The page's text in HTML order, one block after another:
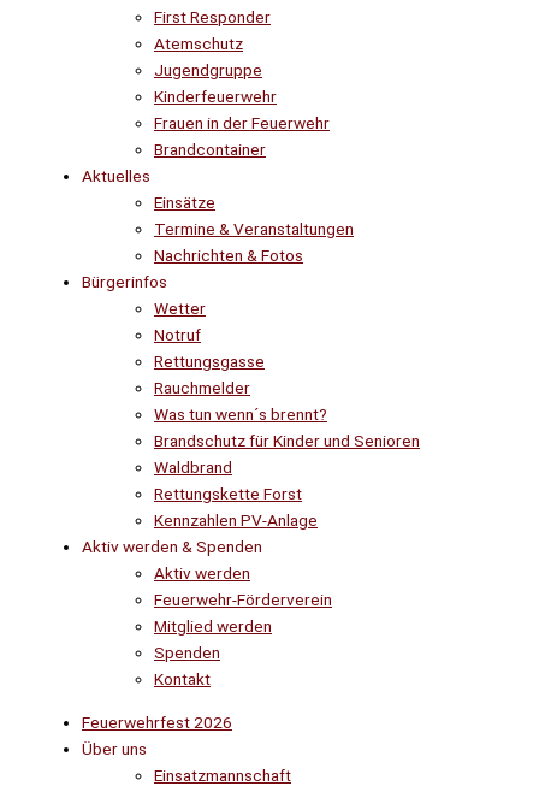
First Responder
Atemschutz
Jugendgruppe
Kinderfeuerwehr
Frauen in der Feuerwehr
Brandcontainer
Aktuelles
Einsätze
Termine & Veranstaltungen
Nachrichten & Fotos
Bürgerinfos
Wetter
Notruf
Rettungsgasse
Rauchmelder
Was tun wenn´s brennt?
Brandschutz für Kinder und Senioren
Waldbrand
Rettungskette Forst
Kennzahlen PV-Anlage
Aktiv werden & Spenden
Aktiv werden
Feuerwehr-Förderverein
Mitglied werden
Spenden
Kontakt
Feuerwehrfest 2026
Über uns
Einsatzmannschaft